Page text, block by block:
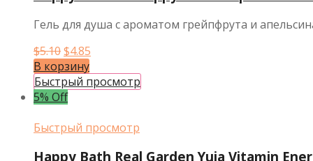
Гель для душа с ароматом грейпфрута и
$5.10Первоначальная
цена
составляла
$5.10.
$4.85
$4.85.
В корзину
Быстрый просмотр
5% Off
Быстрый просмотр
Happy Bath Real Garden Yuja Vitamin